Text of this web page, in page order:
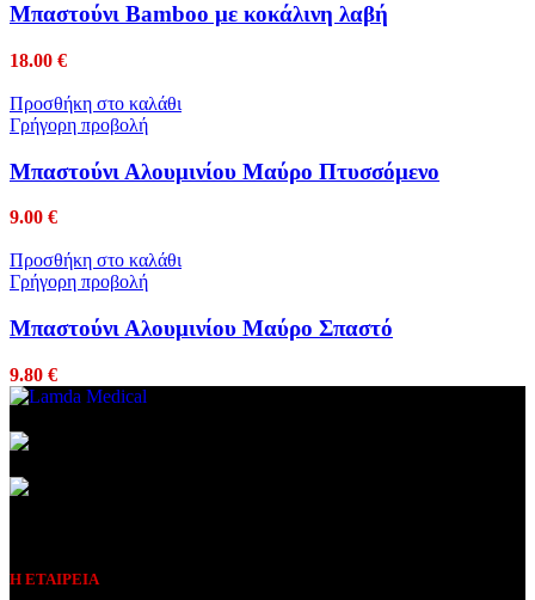
Μπαστούνι Bamboo με κοκάλινη λαβή
18.00 €
Προσθήκη στο καλάθι
Γρήγορη προβολή
Μπαστούνι Αλουμινίου Μαύρο Πτυσσόμενο
9.00 €
Προσθήκη στο καλάθι
Γρήγορη προβολή
Μπαστούνι Αλουμινίου Μαύρο Σπαστό
9.80 €
Η ΕΤΑΙΡΕΙΑ